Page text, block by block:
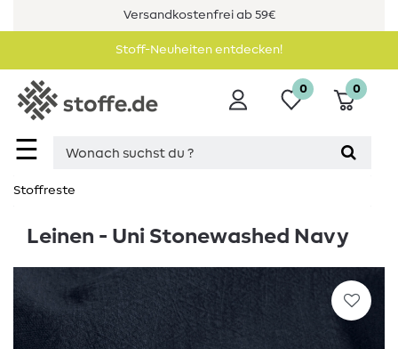
Versandkostenfrei ab 59€
Stoff-Neuheiten entdecken!
☰
0 0
Stoffreste
Leinen - Uni Stonewashed Navy